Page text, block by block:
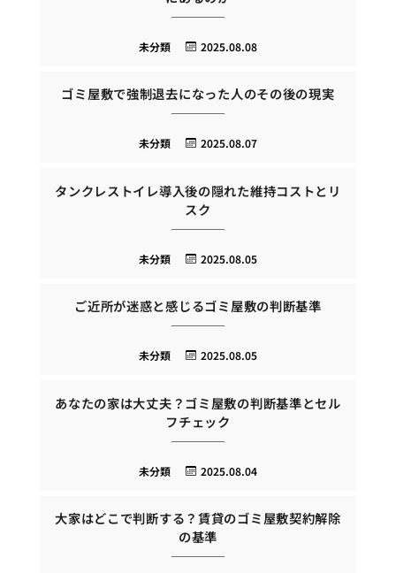
2025.08.08
未分類
ゴミ屋敷で強制退去になった人のその後の現実
2025.08.07
未分類
タンクレストイレ導入後の隠れた維持コストとリ
スク
2025.08.05
未分類
ご近所が迷惑と感じるゴミ屋敷の判断基準
2025.08.05
未分類
あなたの家は大丈夫？ゴミ屋敷の判断基準とセル
フチェック
2025.08.04
未分類
大家はどこで判断する？賃貸のゴミ屋敷契約解除
の基準